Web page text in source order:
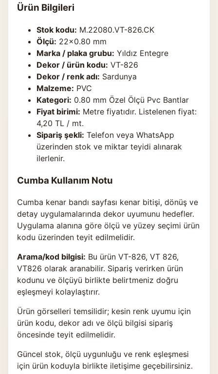
Ürün Bilgileri
Stok kodu: M.22080.VT-826.CK
Ölçü: 22×0.80 mm
Marka / plaka grubu: Yıldız Entegre
Dekor / ürün kodu: VT-826
Dekor / renk adı: Sardunya
Malzeme: PVC
Kategori: 0.80 mm Özel Ölçü Pvc Bantlar
Fiyat birimi: Metre fiyatıdır. Listelenen fiyat:
4,20 TL / mt.
Sipariş şekli: Telefon veya WhatsApp
üzerinden stok ve miktar teyidi alınarak
ilerlenir.
Cumba Kullanım Notu
Cumba kenar bandı sayfası kenar bitişi, dönüş ve
detay uygulamalarında dekor uyumunu hedefler.
Uygulama alanına göre ölçü ve yüzey seçimi ürün
kodu üzerinden teyit edilmelidir.
Arama/kod bilgisi: Bu ürün VT-826, VT 826,
VT826 olarak aranabilir. Sipariş verirken ürün
kodunu ve ölçüyü birlikte belirtmeniz doğru
eşleşmeyi kolaylaştırır.
Ürün görselleri temsilidir; kesin renk uyumu için
ürün kodu, dekor adı ve ölçü bilgisi sipariş
öncesinde teyit edilmelidir.
Güncel stok, ölçü uygunluğu ve renk eşleşmesi
için ürün koduyla birlikte iletişime geçebilirsiniz.